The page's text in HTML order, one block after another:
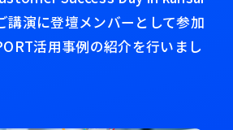
講演に登壇メンバーとして参加
活用事例の紹介を行いまし